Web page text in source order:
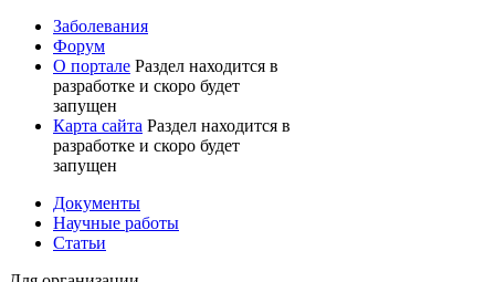
Заболевания
Форум
О портале Раздел находится в
разработке и скоро будет
запущен
Карта сайта Раздел находится в
разработке и скоро будет
запущен
Документы
Научные работы
Статьи